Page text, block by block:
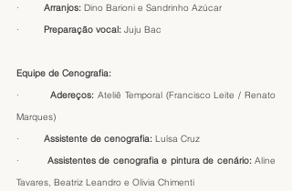
· Arranjos: Dino Barioni e Sandrinho Azúcar
· Preparação vocal: Juju Bac
Equipe de Cenografia:
· Adereços: Ateliê Temporal (Francisco Leite / Renato
Marques)
· Assistente de cenografia: Luísa Cruz
· Assistentes de cenografia e pintura de cenário: Aline
Tavares, Beatriz Leandro e Olivia Chimenti